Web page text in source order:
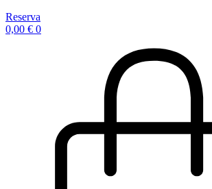
Reserva
0,00 € 0